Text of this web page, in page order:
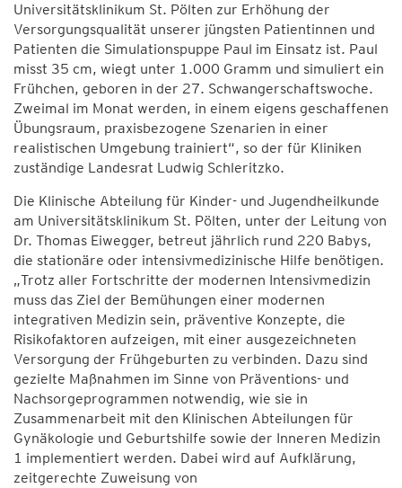
Universitätsklinikum St. Pölten zur Erhöhung der
Versorgungsqualität unserer jüngsten Patientinnen und
Patienten die Simulationspuppe Paul im Einsatz ist. Paul
misst 35 cm, wiegt unter 1.000 Gramm und simuliert ein
Frühchen, geboren in der 27. Schwangerschaftswoche.
Zweimal im Monat werden, in einem eigens geschaffenen
Übungsraum, praxisbezogene Szenarien in einer
realistischen Umgebung trainiert“, so der für Kliniken
zuständige Landesrat Ludwig Schleritzko.
Die Klinische Abteilung für Kinder- und Jugendheilkunde
am Universitätsklinikum St. Pölten, unter der Leitung von
Dr. Thomas Eiwegger, betreut jährlich rund 220 Babys,
die stationäre oder intensivmedizinische Hilfe benötigen.
„Trotz aller Fortschritte der modernen Intensivmedizin
muss das Ziel der Bemühungen einer modernen
integrativen Medizin sein, präventive Konzepte, die
Risikofaktoren aufzeigen, mit einer ausgezeichneten
Versorgung der Frühgeburten zu verbinden. Dazu sind
gezielte Maßnahmen im Sinne von Präventions- und
Nachsorgeprogrammen notwendig, wie sie in
Zusammenarbeit mit den Klinischen Abteilungen für
Gynäkologie und Geburtshilfe sowie der Inneren Medizin
1 implementiert werden. Dabei wird auf Aufklärung,
zeitgerechte Zuweisung von